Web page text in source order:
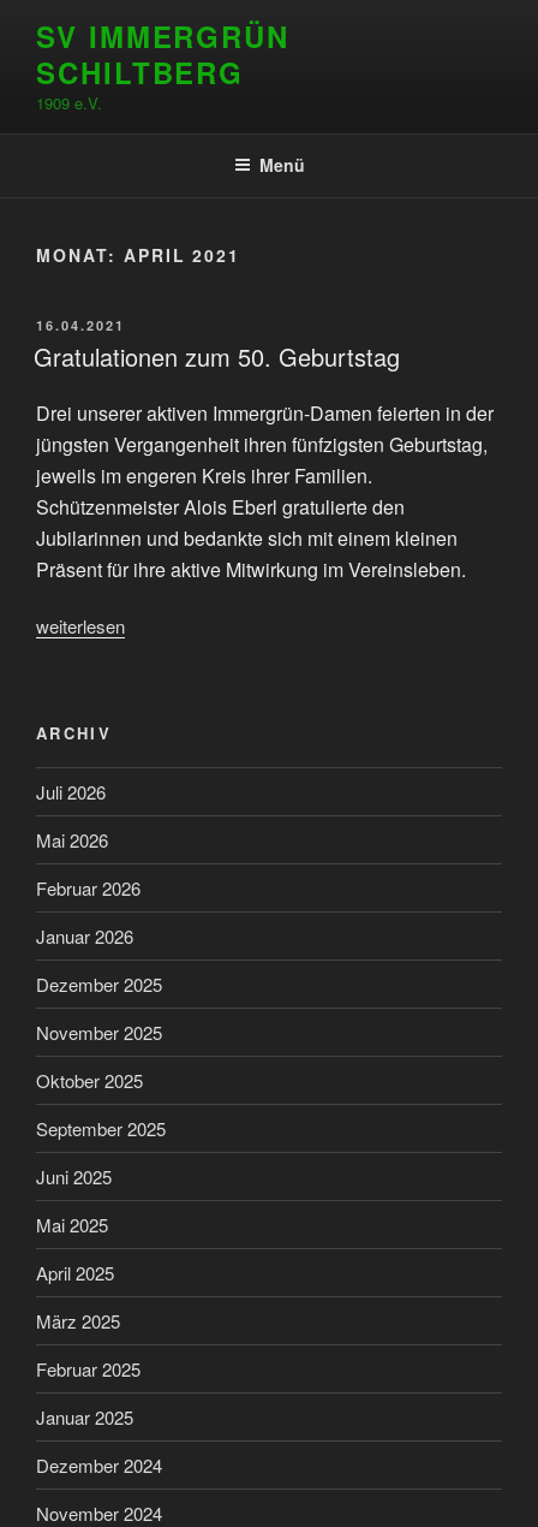
Inhalt
springen
SV IMMERGRÜN
SCHILTBERG
1909 e.V.
Menü
MONAT: APRIL 2021
VERÖFFENTLICHT
AM
16.04.2021
Gratulationen zum 50. Geburtstag
Drei unserer aktiven Immergrün-Damen feierten in der
jüngsten Vergangenheit ihren fünfzigsten Geburtstag,
jeweils im engeren Kreis ihrer Familien.
Schützenmeister Alois Eberl gratulierte den
Jubilarinnen und bedankte sich mit einem kleinen
Präsent für ihre aktive Mitwirkung im Vereinsleben.
„Gratulationen
weiterlesen
ARCHIV
Juli 2026
Mai 2026
Februar 2026
Januar 2026
Dezember 2025
November 2025
Oktober 2025
September 2025
Juni 2025
Mai 2025
April 2025
März 2025
Februar 2025
Januar 2025
Dezember 2024
November 2024